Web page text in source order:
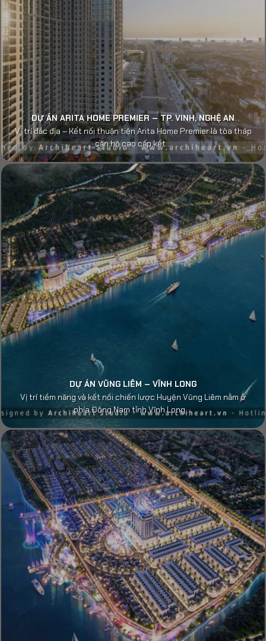
DỰ ÁN ARITA HOME PREMIER – TP. VINH, NGHỆ AN
Vị trí đắc địa – Kết nối thuận tiện Arita Home Premier là tòa tháp
căn hộ cao cấp kết...
DỰ ÁN VŨNG LIÊM – VĨNH LONG
Vị trí tiềm năng và kết nối chiến lược Huyện Vũng Liêm nằm ở
phía Đông Nam tỉnh Vĩnh Long,...